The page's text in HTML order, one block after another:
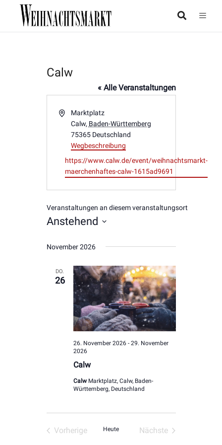
Calw
« Alle Veranstaltungen
AdresseMarktplatz
Calw, Baden-Württemberg
75365 Deutschland
Wegbeschreibung
Webseite
https://www.calw.de/event/weihnachtsmarkt-
maerchenhaftes-calw-1615ad9691
Veranstaltungen an diesem veranstaltungsort
Anstehend
wählen.
November 2026
DO.
26
Calw
26. November 2026- 29. November
2026
Calw Marktplatz, Calw, Baden-
Württemberg, Deutschland
Vorherige
Heute
Nächste